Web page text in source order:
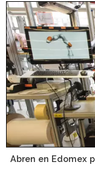
Abren en Edomex